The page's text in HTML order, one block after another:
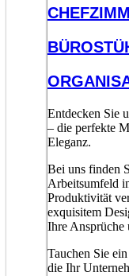
Entdecken Sie
– die perfekte
Eleganz.
Bei uns finden
Arbeitsumfeld
Produktivität
exquisitem
Ihre Ansprüche
Tauchen Sie
die Ihr